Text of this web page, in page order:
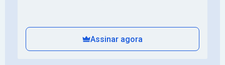
Assinar agora